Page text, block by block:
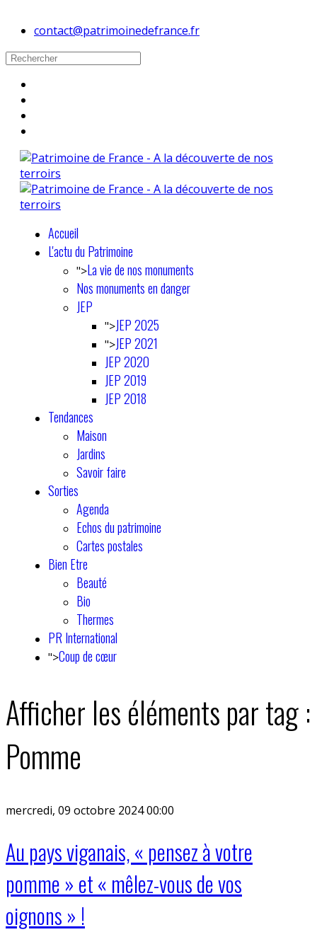
contact@patrimoinedefrance.fr
Accueil
L'actu du Patrimoine
">La vie de nos monuments
Nos monuments en danger
JEP
">JEP 2025
">JEP 2021
JEP 2020
JEP 2019
JEP 2018
Tendances
Maison
Jardins
Savoir faire
Sorties
Agenda
Echos du patrimoine
Cartes postales
Bien Etre
Beauté
Bio
Thermes
PR International
">Coup de cœur
Afficher les éléments par tag :
Pomme
mercredi, 09 octobre 2024 00:00
Au pays viganais, « pensez à votre
pomme » et « mêlez-vous de vos
oignons » !